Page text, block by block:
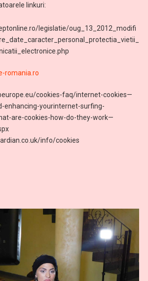
linkuri:
legislatie/oug_13_2012_modifi
romania.ro
cookies-faq/internet-cookies—
enhancing-yourinternet-surfing-
are-cookies-how-do-they-work—
info/cookies